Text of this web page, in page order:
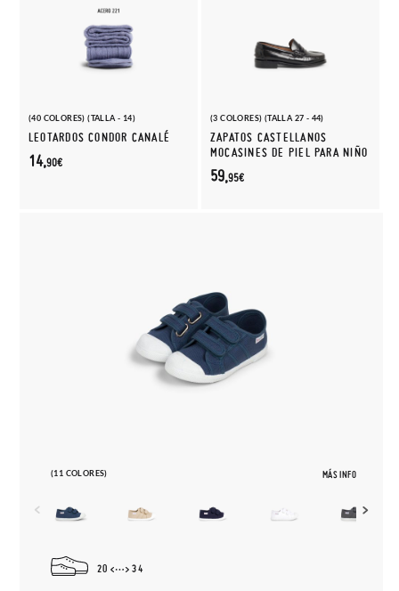
(40 COLORES) (TALLA - 14)
LEOTARDOS CONDOR CANALÉ
14,90€
(3 COLORES) (TALLA 27 - 44)
ZAPATOS CASTELLANOS
MOCASINES DE PIEL PARA NIÑO
59,95€
(11 COLORES) MÁS INFO
20 34